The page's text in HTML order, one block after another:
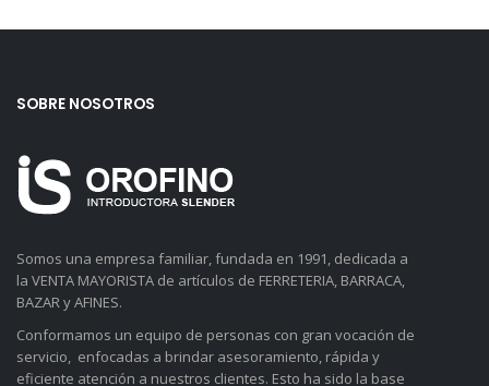
SOBRE NOSOTROS
Somos una empresa familiar, fundada en 1991, dedicada a
la VENTA MAYORISTA de artículos de FERRETERIA, BARRACA,
BAZAR y AFINES.
Conformamos un equipo de personas con gran vocación de
servicio, enfocadas a brindar asesoramiento, rápida y
eficiente atención a nuestros clientes. Esto ha sido la base